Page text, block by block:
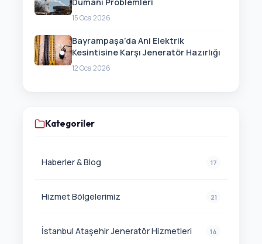
15 Oca 2026
Bayrampaşa’da Ani Elektrik
Kesintisine Karşı Jeneratör Hazırlığı
12 Oca 2026
Kategoriler
Haberler & Blog 17
Hizmet Bölgelerimiz 21
İstanbul Ataşehir Jeneratör Hizmetleri 14